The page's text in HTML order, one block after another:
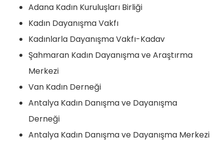
Adana Kadın Kuruluşları Birliği
Kadın Dayanışma Vakfı
Kadınlarla Dayanışma Vakfı-Kadav
Şahmaran Kadın Dayanışma ve Araştırma
Merkezi
Van Kadın Derneği
Antalya Kadın Danışma ve Dayanışma
Derneği
Antalya Kadın Danışma ve Dayanışma Merkezi